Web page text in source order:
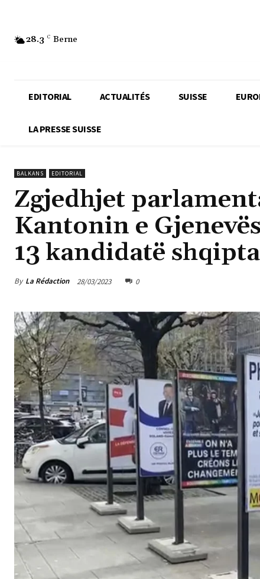
28.3 C Berne
EDITORIAL ACTUALITÉS SUISSE
LA PRESSE SUISSE
BALKANS EDITORIAL
Zgjedhjet
Kantonin e
13 kandidatë
By La Rédaction 28/03/2023 0